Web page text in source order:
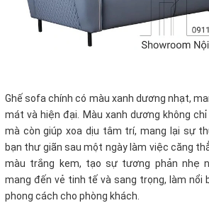
Ghế sofa chính có màu xanh dương nhạt,
mát và hiện đại. Màu xanh dương không
mà còn giúp xoa dịu tâm trí, mang lại sự
bạn thư giãn sau một ngày làm việc căng
màu trắng kem, tạo sự tương phản nhẹ
mang đến vẻ tinh tế và sang trọng, làm nổi
phong cách cho phòng khách.